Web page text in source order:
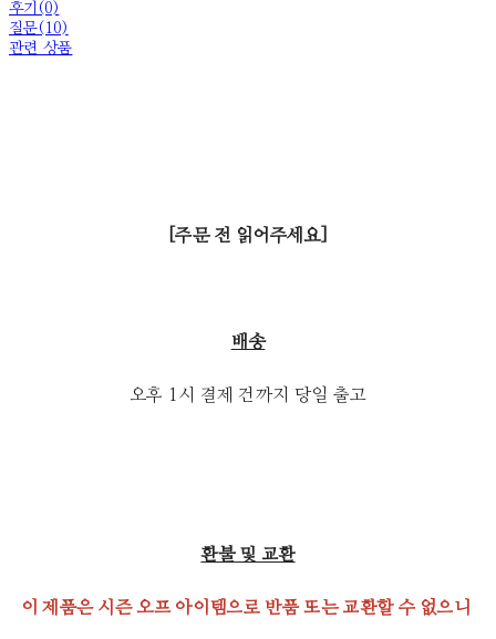
후기(0)
질문(10)
관련 상품
[주문 전 읽어주세요]
배송
오후 1시 결제 건까지 당일 출고
환불 및 교환
이 제품은 시즌 오프 아이템으로 반품 또는 교환할 수 없으니